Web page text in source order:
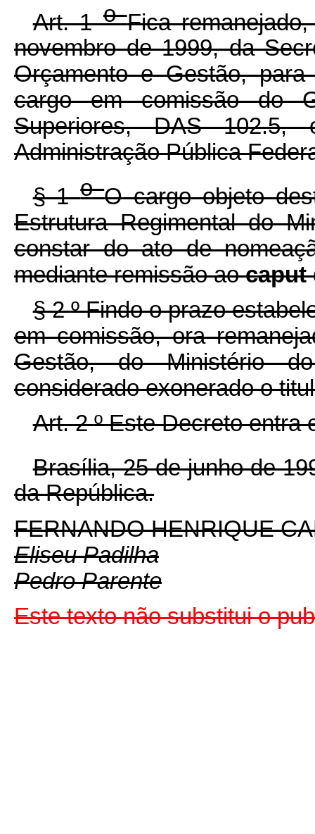
Art. 1oFica
novembro de 1999, da
Orçamento e Gestão,
cargo em comissão do
Superiores, DAS
Administração Pública
§ 1oO cargo objeto
Estrutura Regimental do
constar do ato de
mediante remissão aocaput
§ 2ºFindo o prazo
em comissão, ora
Gestão, do Ministério
considerado exonerado o
Art. 2ºEste Decreto entra
Brasília, 25 de junho de
da República.
FERNANDO HENRIQUE
Eliseu Padilha
Pedro Parente
Este texto não substitui o